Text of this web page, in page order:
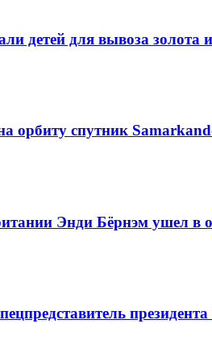
детей для вывоза золота
орбиту спутник
Энди Бёрнэм ушел в